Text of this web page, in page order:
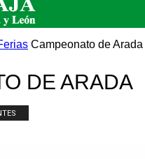
Campeonato de Arada
DE ARADA